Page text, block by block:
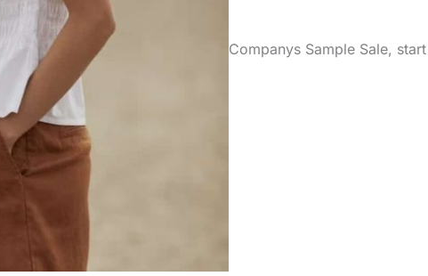
Companys Sample Sale,